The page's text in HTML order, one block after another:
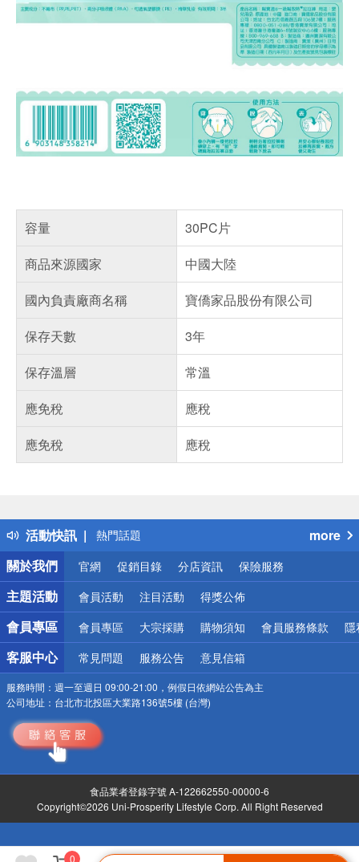
0
容量
30PC片
商品來源國家
中國大陸
國內負責廠商名稱
寶僑家品股份有限公司
保存天數
3年
保存溫層
常溫
應免稅
應稅
應免稅
應稅
活動快訊
得獎公告
熱門話題
銀行優惠
偏遠地區配送
詐騙網頁！請小心！
more
關於我們
官網 促銷目錄 分店資訊 保險服務
主題活動 會員活動 注目活動 得獎公佈
會員專區 會員專區 大宗採購 購物須知 會員服務條款 隱
客服中心 常見問題 服務公告 意見信箱
服務時間： 週一至週日 09:00-21:00，例假日依網站公告為主
公司地址： 台北市北投區大業路136號5樓 (台灣)
食品業者登錄字號 A-122662550-00000-6
Copyright©2026 Uni-Prosperity Lifestyle Corp. All Right Reserved